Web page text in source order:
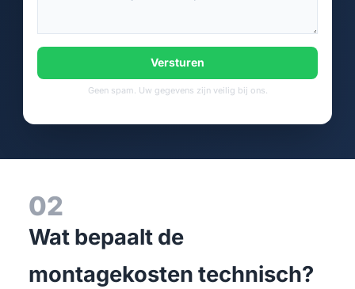
Versturen
Geen spam. Uw gegevens zijn veilig bij ons.
02
Wat bepaalt de
montagekosten technisch?